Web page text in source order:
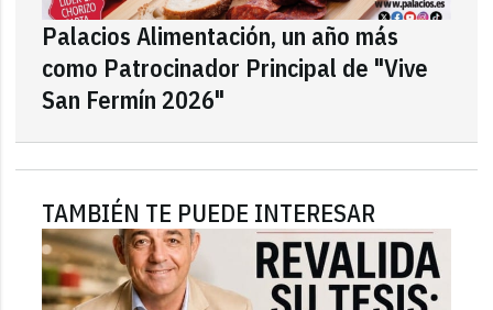
Palacios Alimentación, un año más
como Patrocinador Principal de "Vive
San Fermín 2026"
TAMBIÉN TE PUEDE INTERESAR